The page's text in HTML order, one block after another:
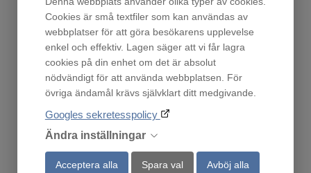
Cookies är små textfiler som kan användas av
webbplatser för att göra besökarens upplevelse
enkel och effektiv. Lagen säger att vi får lagra
cookies på din enhet om det är absolut
nödvändigt för att använda webbplatsen. För
övriga ändamål krävs självklart ditt medgivande.
Googles sekretesspolicy
Ändra inställningar
Acceptera alla Spara val Avböj alla
419 :- 449 :-